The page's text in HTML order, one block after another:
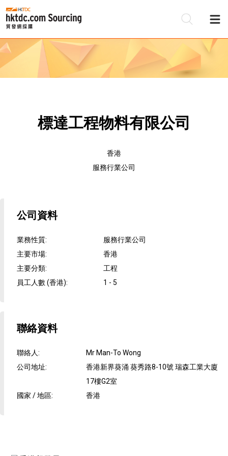
標達工程物料有限公司
香港
服務行業公司
公司資料
業務性質:
服務行業公司
主要市場:
香港
主要分類:
工程
員工人數 (香港): 1 - 5
聯絡資料
聯絡人:
Mr Man-To Wong
公司地址:
香港新界葵涌 葵秀路8-10號 瑞森工業大廈
17樓G2室
國家 / 地區: 香港